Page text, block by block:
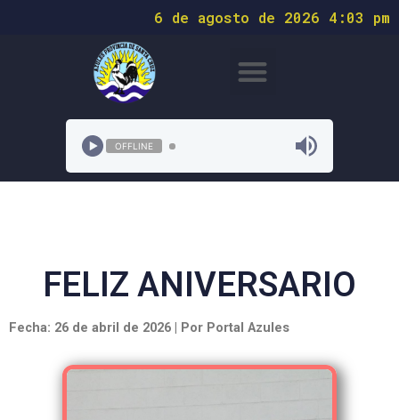
6 de agosto de 2026 4:03 pm
OFFLINE
FELIZ ANIVERSARIO
Fecha: 26 de abril de 2026 | Por Portal Azules